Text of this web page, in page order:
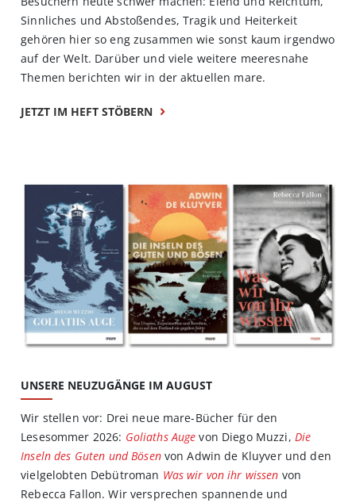
Sinnliches und Abstoßendes, Tragik und Heiterkeit
gehören hier so eng zusammen wie sonst kaum irgendwo
auf der Welt. Darüber und viele weitere meeresnahe
Themen berichten wir in der aktuellen mare.
JETZT IM HEFT STÖBERN
UNSERE NEUZUGÄNGE IM AUGUST
Wir stellen vor: Drei neue mare-Bücher für den
Lesesommer 2026: Goliaths Auge von Diego Muzzi, Die
Inseln des Guten und Bösenvon Adwin de Kluyver und den
vielgelobten Debütroman Was wir von ihr wissen von
Rebecca Fallon. Wir versprechen spannende und